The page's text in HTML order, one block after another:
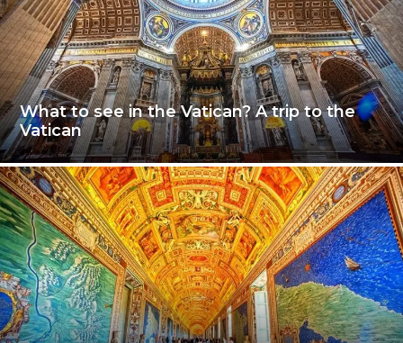
What to see in the Vatican? A trip to the
Vatican